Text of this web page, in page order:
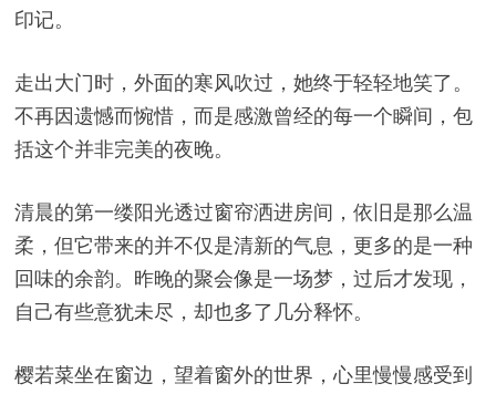
印记。
走出大门时，外面的寒风吹过，她终于轻轻地笑了。
不再因遗憾而惋惜，而是感激曾经的每一个瞬间，包
括这个并非完美的夜晚。
清晨的第一缕阳光透过窗帘洒进房间，依旧是那么温
柔，但它带来的并不仅是清新的气息，更多的是一种
回味的余韵。昨晚的聚会像是一场梦，过后才发现，
自己有些意犹未尽，却也多了几分释怀。
樱若菜坐在窗边，望着窗外的世界，心里慢慢感受到